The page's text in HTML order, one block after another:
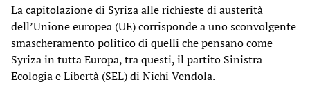
La capitolazione di Syriza alle richieste di austerità
dell’Unione europea (UE) corrisponde a uno sconvolgente
smascheramento politico di quelli che pensano come
Syriza in tutta Europa, tra questi, il partito Sinistra
Ecologia e Libertà (SEL) di Nichi Vendola.